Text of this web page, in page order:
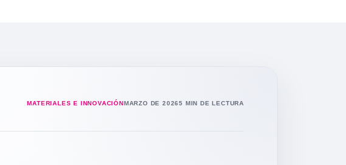
MATERIALES E INNOVACIÓNMARZO DE 20265 MIN DE LECTURA